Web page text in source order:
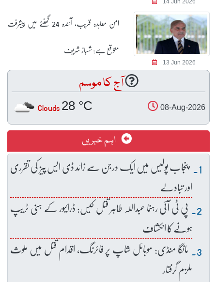
14 Jun 2026
13 Jun 2026
امن معاہدہ قریب، آئندہ 24 گھنٹے میں پیشرفت
متوقع ہے: شہباز شریف
آج کا موسم
08-Aug-2026
28 °C
Clouds
اہم خبریں
پنجاب پولیس میں ایک درجن سے زائد ڈی ایس پیز کی تقرری
اور تبادلے
پی ٹی آئی رہنما عبداللہ طاہر قتل کیس: ڈرائیور کے ہنی ٹریپ
ہونے کا انکشاف
مانگا منڈی: موبائل شاپ پر فائرنگ، اقدام قتل میں ملوث
ملزم گرفتار